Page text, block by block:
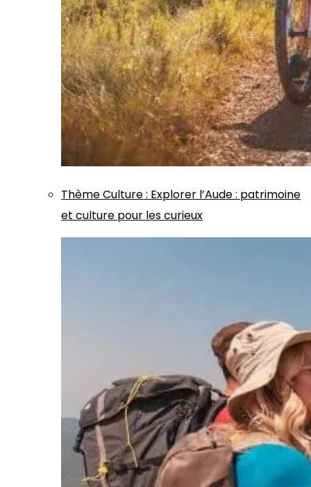
ThèmeCulture: Explorer l’Aude : patrimoine
et culture pour les curieux